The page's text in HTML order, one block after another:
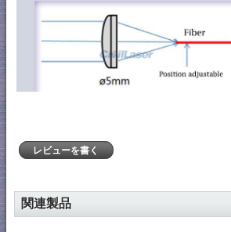
レビューを書く
関連製品